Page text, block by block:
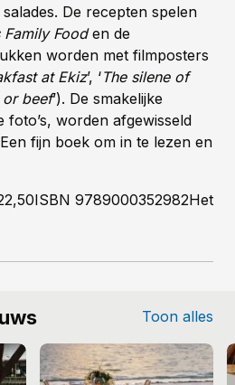
De recepten spelen
Family Fooden de
worden met filmposters
at Ekiz’, ‘The silene of
or beef’). De smakelijke
foto’s, worden afgewisseld
fijn boek om in te lezen en
9789000352982Het
Toon alles